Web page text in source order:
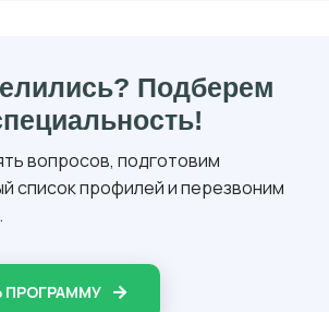
Подберем
вопросов, подготовим
список профилей и перезвоним
ПРОГРАММУ